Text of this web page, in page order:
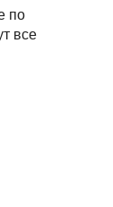
по
все